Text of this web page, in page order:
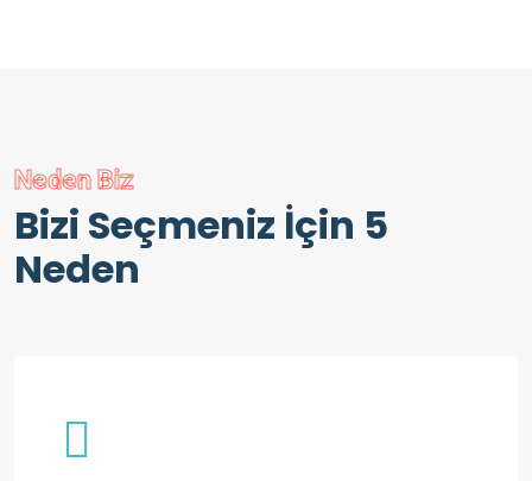
Neden Biz
Bizi Seçmeniz İçin 5
Neden